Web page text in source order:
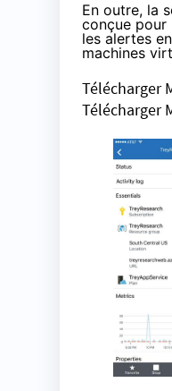
En outre, la
conçue pour
les alertes
machines
Télécharger
Télécharger